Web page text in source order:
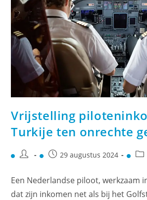
Vrijstelling
Turkije ten onrechte
29 augustus 2024
Een Nederlandse piloot, werkzaam
dat zijn inkomen net als bij het